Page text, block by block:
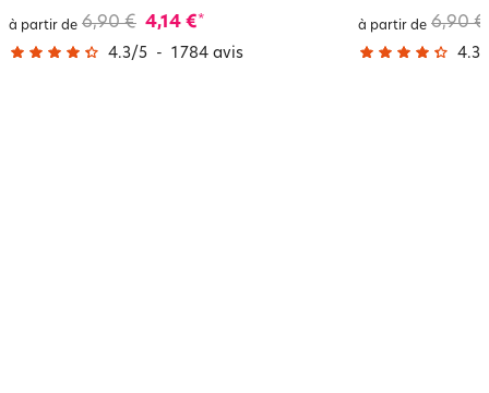
à partir de 6,90 € 4,14 €*
4.3/5 - 1 784 avis
à partir de 6,90 €
4.3